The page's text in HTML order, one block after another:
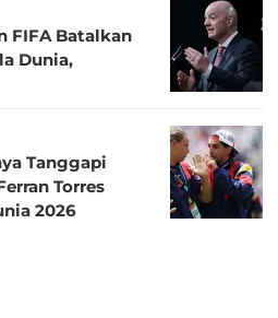
FIFA Batalkan
Dunia,
Tanggapi
Torres
2026